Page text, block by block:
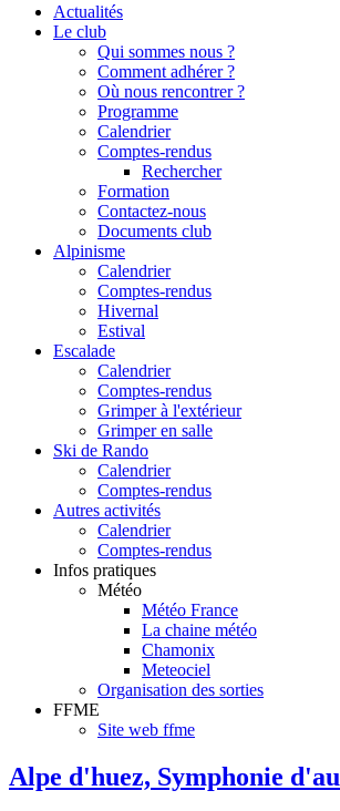
Actualités
Le club
Qui sommes nous ?
Comment adhérer ?
Où nous rencontrer ?
Programme
Calendrier
Comptes-rendus
Rechercher
Formation
Contactez-nous
Documents club
Alpinisme
Calendrier
Comptes-rendus
Hivernal
Estival
Escalade
Calendrier
Comptes-rendus
Grimper à l'extérieur
Grimper en salle
Ski de Rando
Calendrier
Comptes-rendus
Autres activités
Calendrier
Comptes-rendus
Infos pratiques
Météo
Météo France
La chaine météo
Chamonix
Meteociel
Organisation des sorties
FFME
Site web ffme
Alpe d'huez, Symphonie